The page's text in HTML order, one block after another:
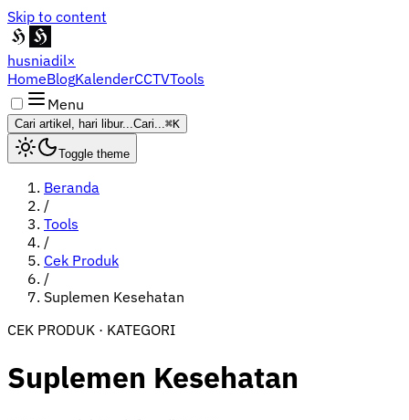
Skip to content
husniadil×
HomeBlogKalenderCCTVTools
Menu
Cari artikel, hari libur...Cari...⌘K
Toggle theme
Beranda
/
Tools
/
Cek Produk
/
Suplemen Kesehatan
CEK PRODUK · KATEGORI
Suplemen Kesehatan